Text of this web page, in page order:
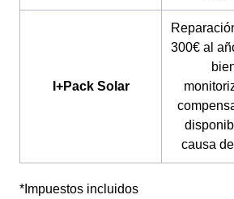
I+Pack Solar
300€ al
causa
*Impuestos incluidos